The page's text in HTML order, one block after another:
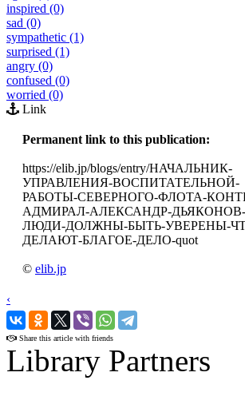
inspired (0)
sad (0)
sympathetic (1)
surprised (1)
angry (0)
confused (0)
worried (0)
Link
Permanent link to this publication:
https://elib.jp/blogs/entry/НАЧАЛЬНИК-
УПРАВЛЕНИЯ-ВОСПИТАТЕЛЬНОЙ-
РАБОТЫ-СЕВЕРНОГО-ФЛОТА-
АДМИРАЛ-АЛЕКСАНДР-ДЬЯКОНОВ-
ЛЮДИ-ДОЛЖНЫ-БЫТЬ-УВЕРЕНЫ-
ДЕЛАЮТ-БЛАГОЕ-ДЕЛО-quot
© elib.jp
‹
›
Share this article with friends
Library Partners